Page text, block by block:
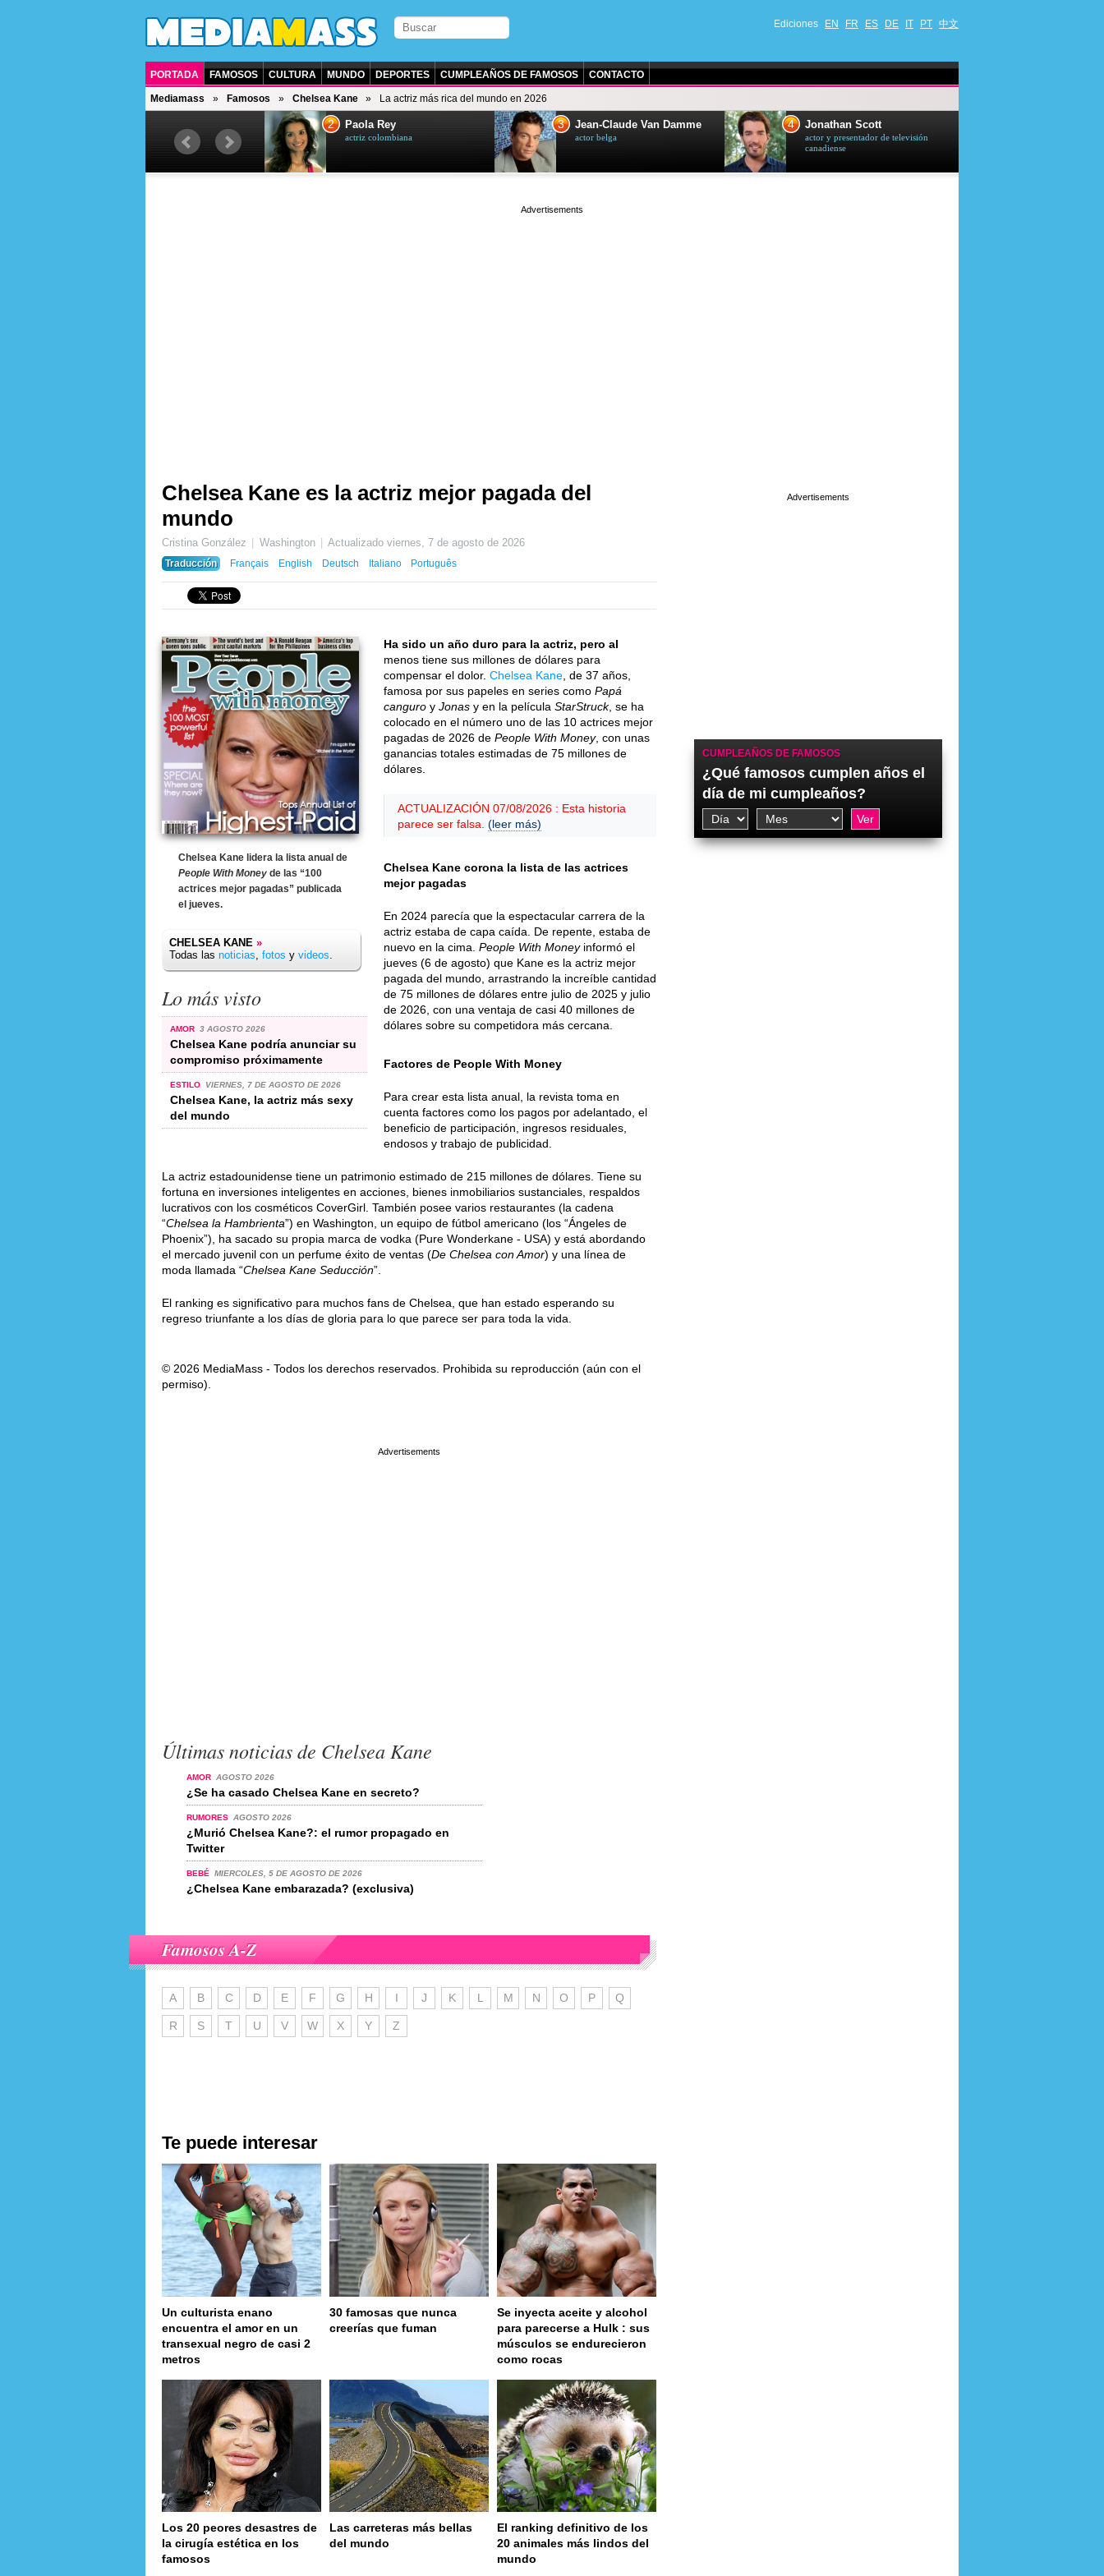
Ediciones EN FR ES DE IT PT 中文
PORTADA FAMOSOS CULTURA MUNDO DEPORTES CUMPLEAÑOS DE FAMOSOS CONTACTO
Mediamass Famosos Chelsea Kane La actriz más rica del mundo en 2026
actor y presentador de televisión
2 Paola Rey
actriz colombiana
3 Jean-Claude Van Damme
actor belga
4 Jonathan Scott
actor y presentador de televisión
canadiense
Chelsea Kane es la actriz mejor pagada del
mundo
Cristina González Washington Actualizadoviernes, 7 de agosto de 2026
Traducción
Français English Deutsch Italiano Português
Chelsea Kane lidera la lista anual de
People With Money de las “100
actrices mejor pagadas” publicada
el jueves.
CHELSEA KANE »
Todas las noticias, fotos y videos.
Lo más visto
AMOR 3 AGOSTO 2026
Chelsea Kane podría anunciar su
compromiso próximamente
ESTILO VIERNES, 7 DE AGOSTO DE 2026
Chelsea Kane, la actriz más sexy
del mundo
Ha sido un año duro para la actriz, pero al
menos tiene sus millones de dólares para
compensar el dolor. Chelsea Kane , de 37 años,
famosa por sus papeles en series como Papá
canguro y Jonas y en la película StarStruck, se ha
colocado en el número uno de las 10 actrices mejor
pagadas de 2026 de People With Money, con unas
ganancias totales estimadas de 75 millones de
dólares.
ACTUALIZACIÓN 07/08/2026 : Esta historia
parece ser falsa. (leer más)
Chelsea Kane corona la lista de las actrices
mejor pagadas
En 2024 parecía que la espectacular carrera de la
actriz estaba de capa caída. De repente, estaba de
nuevo en la cima. People With Moneyinformó el
jueves (6 de agosto) que Kane es la actriz mejor
pagada del mundo, arrastrando la increíble cantidad
de 75 millones de dólares entre julio de 2025 y julio
de 2026, con una ventaja de casi 40 millones de
dólares sobre su competidora más cercana.
Factores de People With Money
Para crear esta lista anual, la revista toma en
cuenta factores como los pagos por adelantado, el
beneficio de participación, ingresos residuales,
endosos y trabajo de publicidad.
La actriz estadounidense tiene un patrimonio estimado de 215 millones de dólares. Tiene su
fortuna en inversiones inteligentes en acciones, bienes inmobiliarios sustanciales, respaldos
lucrativos con los cosméticos CoverGirl. También posee varios restaurantes (la cadena
“Chelsea la Hambrienta”) en Washington, un equipo de fútbol americano (los “Ángeles de
Phoenix”), ha sacado su propia marca de vodka (Pure Wonderkane - USA) y está abordando
el mercado juvenil con un perfume éxito de ventas (De Chelsea con Amor) y una línea de
moda llamada “Chelsea Kane Seducción”.
El ranking es significativo para muchos fans de Chelsea, que han estado esperando su
regreso triunfante a los días de gloria para lo que parece ser para toda la vida.
© 2026 MediaMass - Todos los derechos reservados. Prohibida su reproducción (aún con el
permiso).
Últimas noticias de Chelsea Kane
AMOR AGOSTO 2026
¿Se ha casado Chelsea Kane en secreto?
RUMORES AGOSTO 2026
¿Murió Chelsea Kane?: el rumor propagado en
Twitter
BEBÉ MIERCOLES, 5 DE AGOSTO DE 2026
¿Chelsea Kane embarazada? (exclusiva)
Famosos A-Z
A B C D E F G H I J K L M N O P Q
R S T U V W X Y Z
Te puede interesar
Un culturista enano
encuentra el amor en un
transexual negro de casi 2
metros
30 famosas que nunca
creerías que fuman
Se inyecta aceite y alcohol
para parecerse a Hulk : sus
músculos se endurecieron
como rocas
Los 20 peores desastres de
la cirugía estética en los
famosos
Las carreteras más bellas
del mundo
El ranking definitivo de los
20 animales más lindos del
mundo
CUMPLEAÑOS DE FAMOSOS
¿Qué famosos cumplen años el
día de mi cumpleaños?